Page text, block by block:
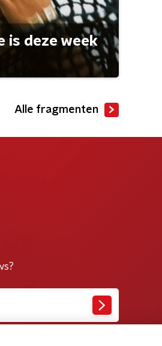
is deze week
Alle fragmenten